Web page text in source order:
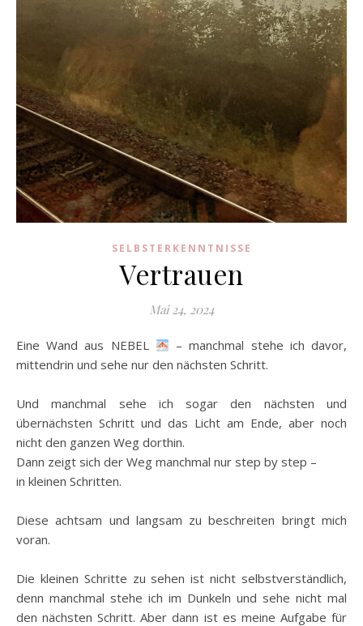
SELBSTERKENNTNISSE
Vertrauen
Mai 24, 2024
Eine Wand aus NEBEL
– manchmal stehe ich davor,
mittendrin und sehe nur den nächsten Schritt.
Und manchmal sehe ich sogar den nächsten und
übernächsten Schritt und das Licht am Ende, aber noch
nicht den ganzen Weg dorthin.
Dann zeigt sich der Weg manchmal nur step by step –
in kleinen Schritten.
Diese achtsam und langsam zu beschreiten bringt mich
voran.
Die kleinen Schritte zu sehen ist nicht selbstverständlich,
denn manchmal stehe ich im Dunkeln und sehe nicht mal
den nächsten Schritt. Aber dann ist es meine Aufgabe für